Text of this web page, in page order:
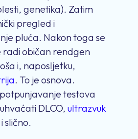
genetika). Zatim
pregled i
pluća. Nakon toga se
radi običan rendgen
i, naposljetku,
. To je osnova.
testova
DLCO, ultrazvuk
i slično.